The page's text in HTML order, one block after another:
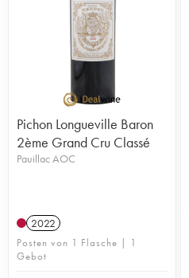
Pichon Longueville Baron
2ème Grand Cru Classé
Pauillac AOC
2022
Posten von 1 Flasche | 1
Gebot